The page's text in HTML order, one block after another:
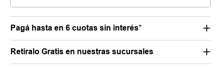
Pagá hasta en 6 cuotas sin interés*
Retiralo Gratis en nuestras sucursales